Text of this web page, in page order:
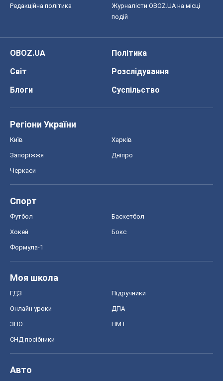
Редакційна політика
Журналісти OBOZ.UA на місці
подій
OBOZ.UA
Політика
Світ
Розслідування
Блоги
Суспільство
Регіони України
Київ Харків
Запоріжжя Дніпро
Черкаси
Спорт
Футбол Баскетбол
Хокей Бокс
Формула-1
Моя школа
ГДЗ Підручники
Онлайн уроки ДПА
ЗНО НМТ
СНД посібники
Авто